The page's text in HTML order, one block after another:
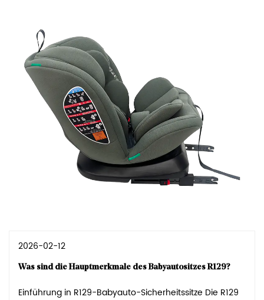
2026-02-12
Was sind die Hauptmerkmale des Babyautositzes R129?
Einführung in R129-Babyauto-Sicherheitssitze Die R129